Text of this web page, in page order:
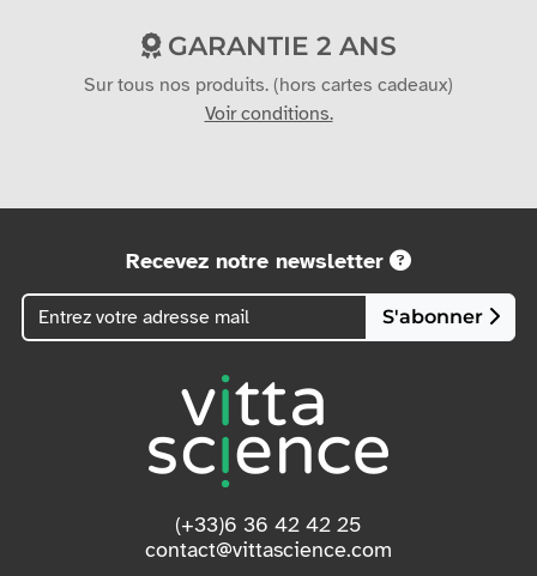
GARANTIE 2 ANS
Sur tous nos produits. (hors cartes cadeaux)
Voir conditions.
Recevez notre newsletter
S'abonner
(+33)6 36 42 42 25
contact@vittascience.com